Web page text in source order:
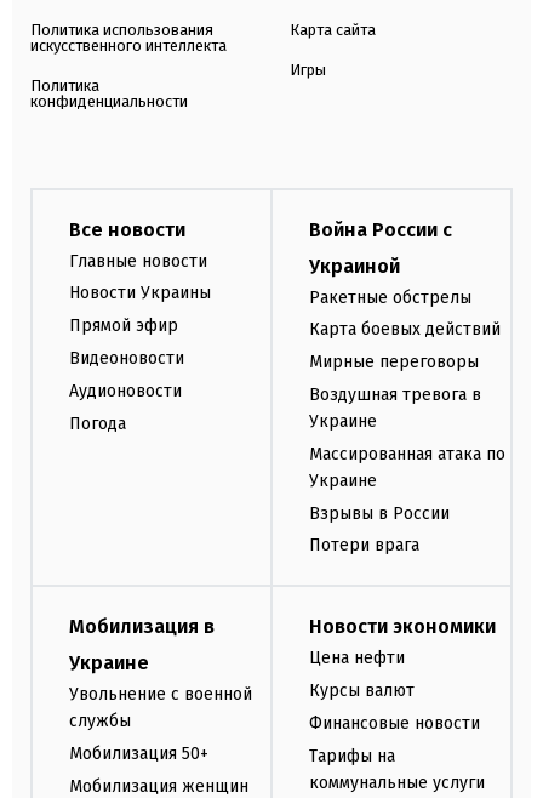
Политика использования
искусственного интеллекта
Политика
конфиденциальности
Карта сайта
Игры
Все новости
Главные новости
Новости Украины
Прямой эфир
Видеоновости
Аудионовости
Погода
Война России с
Украиной
Ракетные обстрелы
Карта боевых действий
Мирные переговоры
Воздушная тревога в
Украине
Массированная атака по
Украине
Взрывы в России
Потери врага
Мобилизация в
Украине
Увольнение с военной
службы
Мобилизация 50+
Мобилизация женщин
Новости экономики
Цена нефти
Курсы валют
Финансовые новости
Тарифы на
коммунальные услуги